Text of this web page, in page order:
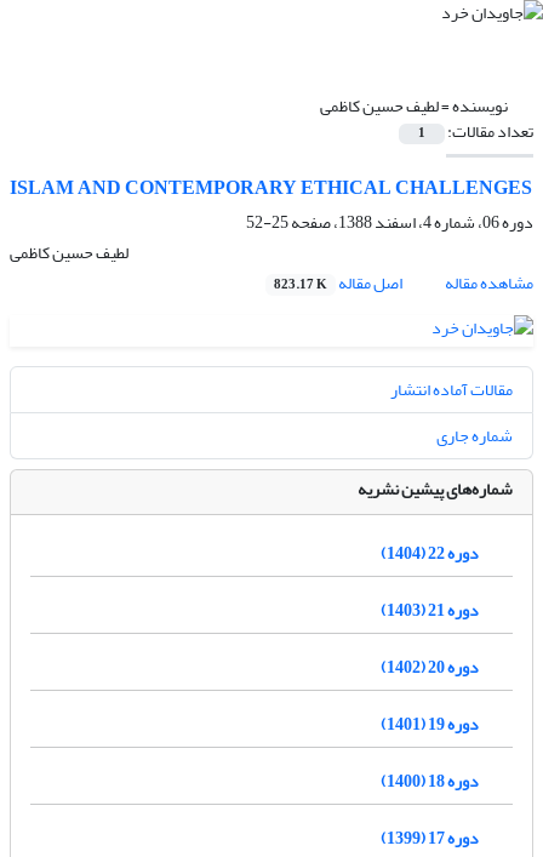
نویسنده =لطیف حسین کاظمی
تعداد مقالات: 1
ISLAM AND CONTEMPORARY ETHICAL CHALLENGES
دوره 06، شماره 4، اسفند 1388، صفحه
25-52
لطیف حسین کاظمی
مشاهده مقاله
اصل مقاله 823.17 K
مقالات آماده انتشار
شماره جاری
شماره‌های پیشین نشریه
دوره 22 (1404)
دوره 21 (1403)
دوره 20 (1402)
دوره 19 (1401)
دوره 18 (1400)
دوره 17 (1399)